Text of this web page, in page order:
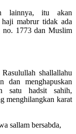
lainnya, itu akan
haji mabrur tidak ada
no. 1773 dan Muslim
shallallahu
dan menghapuskan
satu hadsit sahih,
menghilangkan karat
sallam bersabda,